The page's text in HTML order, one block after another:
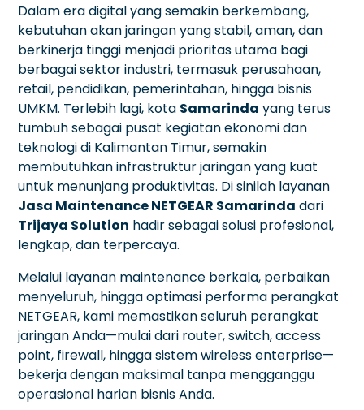
Dalam era digital yang semakin berkembang,
kebutuhan akan jaringan yang stabil, aman, dan
berkinerja tinggi menjadi prioritas utama bagi
berbagai sektor industri, termasuk perusahaan,
retail, pendidikan, pemerintahan, hingga bisnis
UMKM. Terlebih lagi, kota Samarinda yang terus
tumbuh sebagai pusat kegiatan ekonomi dan
teknologi di Kalimantan Timur, semakin
membutuhkan infrastruktur jaringan yang kuat
untuk menunjang produktivitas. Di sinilah layanan
Jasa Maintenance NETGEAR Samarinda dari
Trijaya Solution hadir sebagai solusi profesional,
lengkap, dan terpercaya.
Melalui layanan maintenance berkala, perbaikan
menyeluruh, hingga optimasi performa perangkat
NETGEAR, kami memastikan seluruh perangkat
jaringan Anda—mulai dari router, switch, access
point, firewall, hingga sistem wireless enterprise—
bekerja dengan maksimal tanpa mengganggu
operasional harian bisnis Anda.